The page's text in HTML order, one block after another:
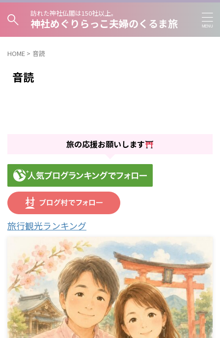
訪れた神社仏閣は150社以上。
神社めぐりらっこ夫婦のくるま旅
HOME > 音読
音読
旅の応援お願いします
旅行観光ランキング